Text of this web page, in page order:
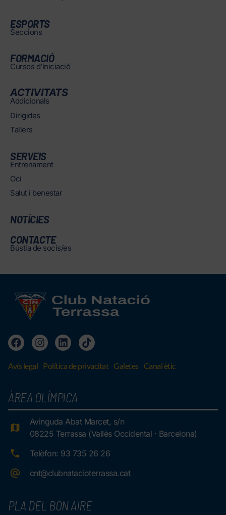
ESPORTS
Seccions
FORMACIÓ
Cursos d’iniciació
ACTIVITATS
Addicionals
Dirigides
Tallers
SERVEIS
Entrenament
Oci
Salut i benestar
NOTÍCIES
CONTACTE
Bústia de socis/es
Avís legal Política de privacitat Galetes Canal ètic
ÀREA OLÍMPICA
Avinguda Abat Marcet, s/n
08225 Terrassa (Vallès Occidental · Barcelona)
Telèfon: 93 735 26 26
cnt@clubnatacioterrassa.cat
PLA DEL BON AIRE